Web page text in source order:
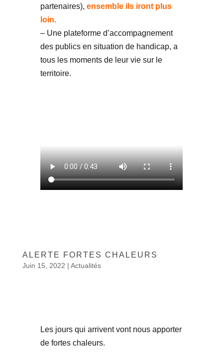
partenaires), ensemble ils iront plus
loin.
– Une plateforme d’accompagnement
des publics en situation de handicap, a
tous les moments de leur vie sur le
territoire.
ALERTE FORTES CHALEURS
Juin 15, 2022 | Actualités
Les jours qui arrivent vont nous apporter
de fortes chaleurs.